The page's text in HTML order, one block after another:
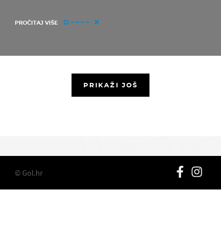
PROČITAJ VIŠE
PRIKAŽI JOŠ
© Gol.hr